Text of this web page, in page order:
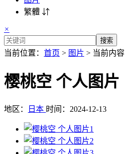
繁體 ⇵
×
搜索
当前位置： 首页 > 图片 > 当前内容
樱桃空 个人图片
地区： 日本 时间：2024-12-13